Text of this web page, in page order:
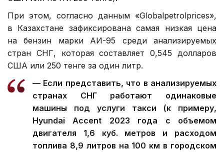
При этом, согласно данным «Globalpetrolprices»,
в Казахстане зафиксирована самая низкая цена
на бензин марки АИ-95 среди анализируемых
стран СНГ, которая составляет 0,545 долларов
США или 250 тенге за один литр.
— Если представить, что в анализируемых
странах СНГ работают одинаковые
машины под услуги такси (к примеру,
Hyundai Accent 2023 года с объемом
двигателя 1,6 куб. метров и расходом
топлива 8,9 литров на 100 км в городском